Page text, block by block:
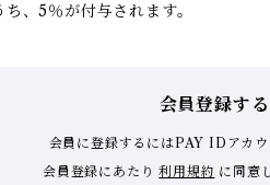
、5％が付与されます。
会員登録する
会員に登録するにはPAY IDアカウ
会員登録にあたり利用規約 に同意